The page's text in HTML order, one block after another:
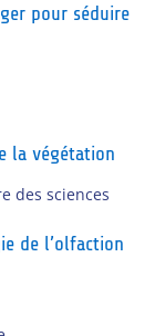
pour séduire
la végétation
des sciences
de l’olfaction